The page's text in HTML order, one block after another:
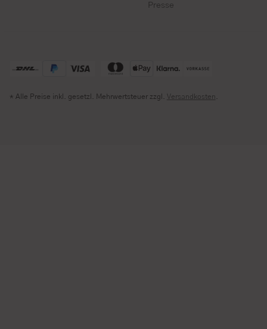
Presse
* Alle Preise inkl. gesetzl. Mehrwertsteuer zzgl. Versandkosten